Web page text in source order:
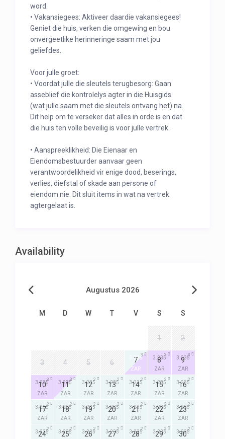
word.
• Vakansiegees: Aktiveer daardie vakansiegees!
Geniet die huis, verken die omgewing en bou
onvergeetlike herinneringe saam met jou
geliefdes.
Voor julle groet:
• Voordat julle die sleutels terugbesorg: Gaan
asseblief die kontrolelys agter in die Huisgids
(wat julle saam met die sleutels ontvang het) na.
Dit help om te verseker dat alles in orde is en dat
die huis ten volle beveilig is voor julle vertrek.
• Aanspreeklikheid: Die Eienaar en
Eiendomsbestuurder aanvaar geen
verantwoordelikheid vir enige dood, beserings,
verlies, diefstal of skade aan persone of
eiendom nie. Dit sluit items in wat na vertrek
agtergelaat is.
Availability
Augustus 2026
M D W T V S S
1 2
3 4 5 6 7
3.235
ZAR
3
8
3.235
ZAR
3
9
3.235
ZAR
3
10
3.235
ZAR
3
11
3.235
ZAR
3
12
3.235
ZAR
2
13
3.235
ZAR
2
14
3.235
ZAR
2
15
3.235
ZAR
2
16
3.235
ZAR
2
17
3.235
ZAR
2
18
3.235
ZAR
2
19
3.235
ZAR
2
20
3.235
ZAR
2
21
3.235
ZAR
2
22
3.235
ZAR
2
23
3.235
ZAR
2
24
3.235
2
25
3.235
2
26
3.2352
27
3.2352
28
3.2352
29
3.2352
30
3.2352